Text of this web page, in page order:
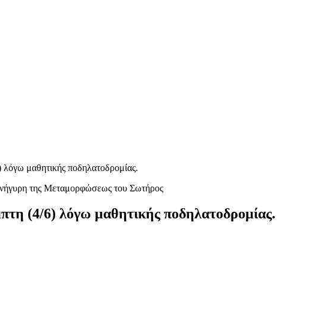
μαθητικής ποδηλατοδρομίας.
(4/6) λόγω μαθητικής ποδηλατοδρομίας.